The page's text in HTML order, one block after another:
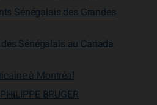
Sénégalais des Grandes
Sénégalais au Canada
à Montréal
BRUGER